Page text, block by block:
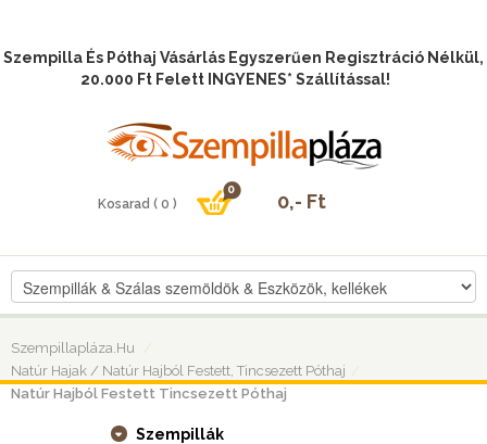
Szempilla És Póthaj Vásárlás Egyszerűen Regisztráció Nélkül,
20.000 Ft Felett INGYENES* Szállítással!
Szempillapláza.hu
Natúr Hajak / Natúr Hajból Festett, Tincsezett Póthaj
Natúr Hajból Festett Tincsezett Póthaj
Szempillák